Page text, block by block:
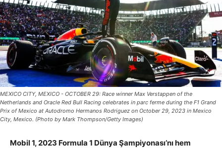
MEXICO CITY, MEXICO - OCTOBER 29: Race winner Max Verstappen of the
Netherlands and Oracle Red Bull Racing celebrates in parc ferme during the F1 Grand
Prix of Mexico at Autodromo Hermanos Rodriguez on October 29, 2023 in Mexico
City, Mexico. (Photo by Mark Thompson/Getty Images)
Mobil 1, 2023 Formula 1 Dünya Şampiyonası’nı hem